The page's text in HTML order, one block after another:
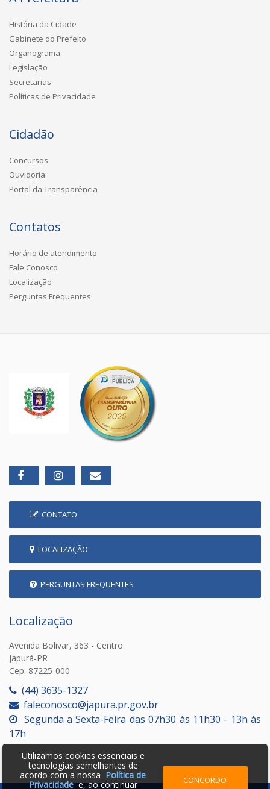
História da Cidade
Gabinete do Prefeito
Organograma
Legislação
Secretarias
Políticas de Privacidade
Cidadão
Concursos
Ouvidoria
Portal da Transparência
Contatos
Horário de atendimento
Fale Conosco
Localização
Perguntas Frequentes
CONTATO
LOCALIZAÇÃO
PERGUNTAS FREQUENTES
Localização
Avenida Bolivar, 363 - Centro
Japurá-PR
Cep: 87225-000
(44) 3635-1327
faleconosco@japura.pr.gov.br
Segunda a Sexta-Feira das 07h30 às 11h30 - 13h às
17h
Utilizamos cookies essenciais e
tecnologias semelhantes de
acordo com a nossa Política de
Privacidadee, ao continuar
CONCORDO